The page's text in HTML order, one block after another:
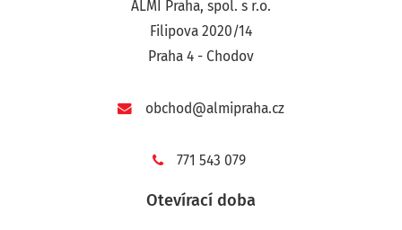
ALMI Praha, spol. s r.o.
Filipova 2020/14
Praha 4 - Chodov
obchod@almipraha.cz
771 543 079
Otevírací doba